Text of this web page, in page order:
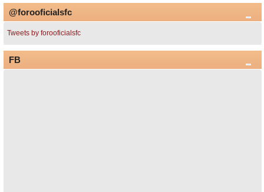
@forooficialsfc
Tweets by forooficialsfc
FB